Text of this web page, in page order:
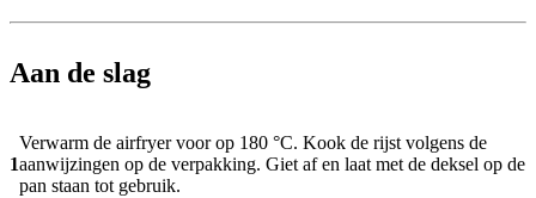
Aan de slag
1
Verwarm de airfryer voor op 180 °C. Kook de rijst volgens de
aanwijzingen op de verpakking. Giet af en laat met de deksel op de
pan staan tot gebruik.